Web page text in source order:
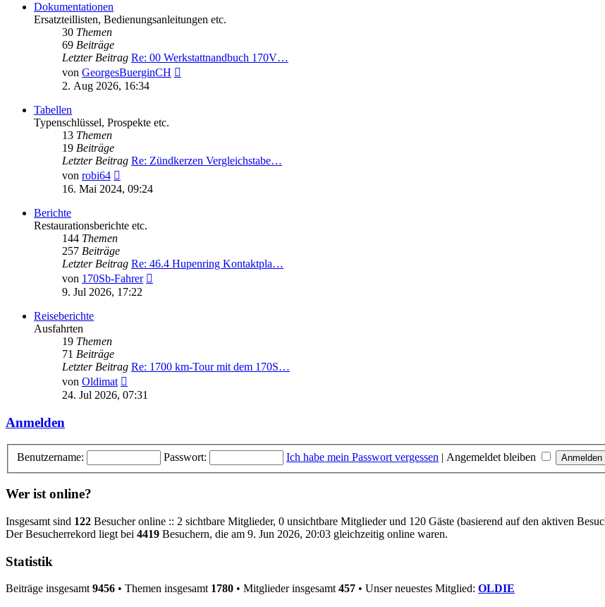
Dokumentationen
Ersatzteillisten, Bedienungsanleitungen etc.
30 Themen
69 Beiträge
Letzter Beitrag Re: 00 Werkstattnandbuch 170V…
von GeorgesBuerginCH
2. Aug 2026, 16:34
Tabellen
Typenschlüssel, Prospekte etc.
13 Themen
19 Beiträge
Letzter Beitrag Re: Zündkerzen Vergleichstabe…
von robi64
Beitrag
16. Mai 2024, 09:24
Berichte
Restaurationsberichte etc.
144 Themen
257 Beiträge
Letzter Beitrag Re: 46.4 Hupenring Kontaktpla…
von 170Sb-Fahrer
9. Jul 2026, 17:22
Reiseberichte
Ausfahrten
19 Themen
71 Beiträge
Letzter Beitrag Re: 1700 km-Tour mit dem 170S…
von Oldimat
Beitrag
24. Jul 2026, 07:31
Anmelden
Benutzername: Passwort: Ich habe mein Passwort vergessen | Angemeldet bleiben
Wer ist online?
Insgesamt sind 122 Besucher online :: 2 sichtbare Mitglieder, 0 unsichtbare Mitglieder und 120 Gäste (basierend auf den aktiven
Der Besucherrekord liegt bei 4419 Besuchern, die am 9. Jun 2026, 20:03 gleichzeitig online waren.
Statistik
Beiträge insgesamt 9456 • Themen insgesamt 1780 • Mitglieder insgesamt 457 • Unser neuestes Mitglied: OLDIE